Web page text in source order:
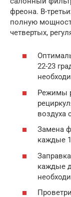
фреона. В-
полную
четвертых,
22-23
Режимы
воздуха
Замена
каждые
каждые